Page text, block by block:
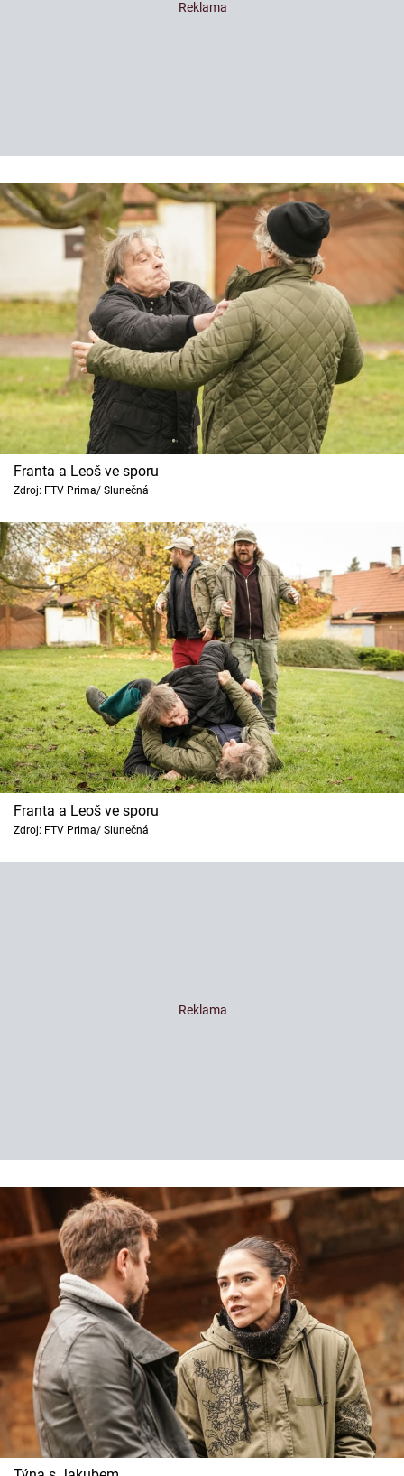
Franta a Leoš ve sporu
Zdroj: FTV Prima/ Slunečná
Franta a Leoš ve sporu
Zdroj: FTV Prima/ Slunečná